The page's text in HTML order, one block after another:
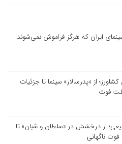
ایران که هرگز فراموش نمی‌شوند
از «پدرسالار» سینما تا جزئیات
فوت
از درخشش در «سلطان و شبان» تا
ناگهانی